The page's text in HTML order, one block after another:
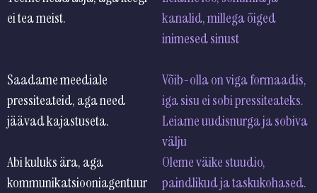
ei tea meist.
kanalid, millega õiged
inimesed
Saadame meediale
pressiteateid, aga need
jäävad kajastuseta.
Võib-olla on viga formaadis,
iga sisu ei sobi pressiteateks.
Leiame uudisnurga ja sobiva
v
Abi kuluks ära, aga
kommunikatsiooniagentuur
Oleme väike stuudio,
paindlikud ja taskukohased.